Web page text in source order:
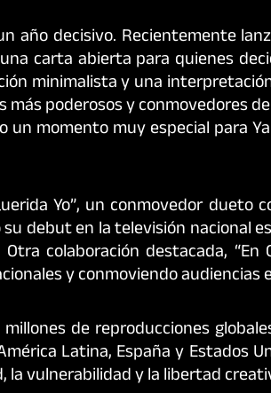
año decisivo. Recientemente
carta abierta para quienes
minimalista y una
más poderosos y conmovedores
un momento muy especial para
Yo”, un conmovedor dueto
debut en la televisión nacional
Otra colaboración destacada,
y conmoviendo audiencias
millones de reproducciones
Latina, España y Estados
la vulnerabilidad y la libertad